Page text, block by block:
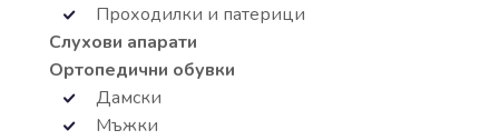
Проходилки и патерици
Слухови апарати
Ортопедични обувки
Дамски
Мъжки